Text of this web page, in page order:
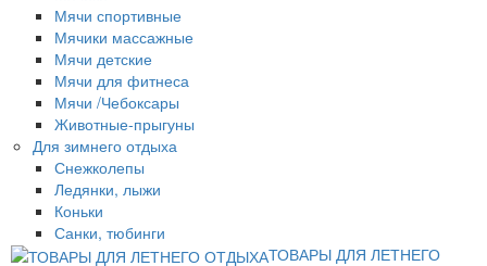
Мячи спортивные
Мячики массажные
Мячи детские
Мячи для фитнеса
Мячи /Чебоксары
Животные-прыгуны
Для зимнего отдыха
Снежколепы
Ледянки, лыжи
Коньки
Санки, тюбинги
ТОВАРЫ ДЛЯ ЛЕТНЕГО